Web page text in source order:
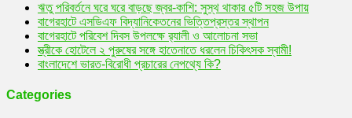
ঋতু পরিবর্তনে ঘরে ঘরে বাড়ছে জ্বর-কাশি: সুস্থ থাকার ৫টি সহজ উপায়
বাগেরহাটে এসডিএফ বিদ্যানিকেতনের ভিত্তিপ্রস্তর স্থাপন
বাগেরহাটে পরিবেশ দিবস উপলক্ষে র‌্যালী ও আলোচনা সভা
স্ত্রীকে হোটেলে ২ পুরুষের সঙ্গে হাতেনাতে ধরলেন চিকিৎসক স্বামী!
বাংলাদেশে ভারত-বিরোধী প্রচারের নেপথ্যে কি?
Categories